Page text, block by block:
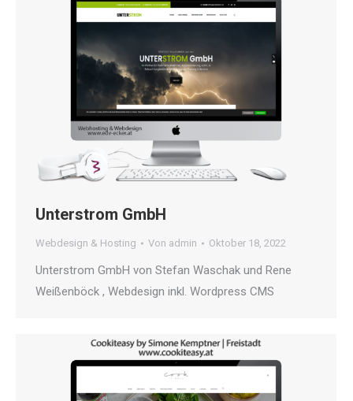
Unterstrom GmbH
Webdesign & Hosting Von admin Oktober 18, 2022
Unterstrom GmbH von Stefan Waschak und Rene
Weißenböck , Webdesign inkl. Wordpress CMS